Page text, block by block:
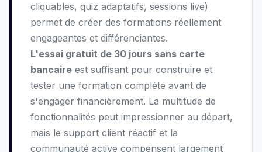
cliquables, quiz adaptatifs, sessions live)
permet de créer des formations réellement
engageantes et différenciantes.
L'essai gratuit de 30 jours sans carte
bancaire est suffisant pour construire et
tester une formation complète avant de
s'engager financièrement. La multitude de
fonctionnalités peut impressionner au départ,
mais le support client réactif et la
communauté active compensent largement